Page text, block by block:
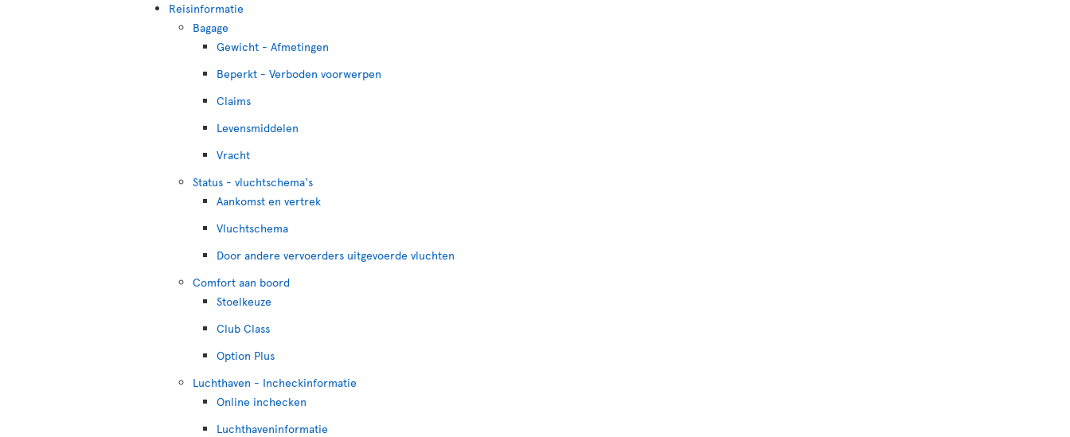
Reisinformatie
Bagage
Gewicht - Afmetingen
Beperkt - Verboden voorwerpen
Claims
Levensmiddelen
Vracht
Status - vluchtschema's
Aankomst en vertrek
Vluchtschema
Door andere vervoerders uitgevoerde vluchten
Comfort aan boord
Stoelkeuze
Club Class
Option Plus
Luchthaven - Incheckinformatie
Online inchecken
Luchthaveninformatie